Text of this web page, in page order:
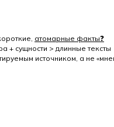
атомарные факты❓
+ сущности > длинные тексты
источником, а не